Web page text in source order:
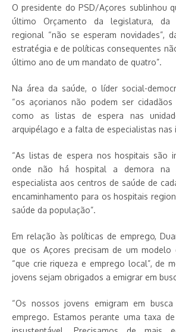
O presidente do PSD/Açores sublinhou
último Orçamento da legislatura,
regional “não se esperam novidades”,
estratégia e de políticas consequentes
último ano de um mandato de quatro”.
Na área da saúde, o líder social-
“os açorianos não podem ser
como as listas de espera nas
arquipélago e a falta de especialistas nas
“As listas de espera nos hospitais são
onde não há hospital a demora na
especialista aos centros de saúde de
encaminhamento para os hospitais
saúde da população”.
Em relação às políticas de emprego,
que os Açores precisam de um modelo
“que crie riqueza e emprego local”, de
jovens sejam obrigados a emigrar em
“Os nossos jovens emigram em
emprego. Estamos perante uma taxa